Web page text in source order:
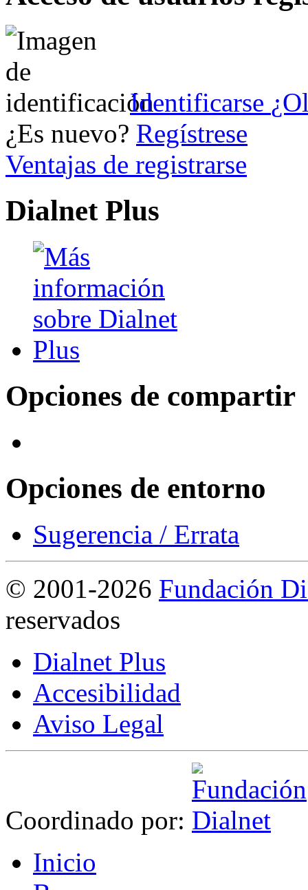
Identificarse
¿Es nuevo? Regístrese
Ventajas de registrarse
Dialnet Plus
Opciones de compartir
Opciones de entorno
Sugerencia / Errata
© 2001-2026 Fundación
reservados
Dialnet Plus
Accesibilidad
Aviso Legal
Coordinado por:
Inicio